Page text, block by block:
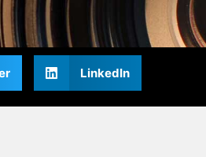
LinkedIn